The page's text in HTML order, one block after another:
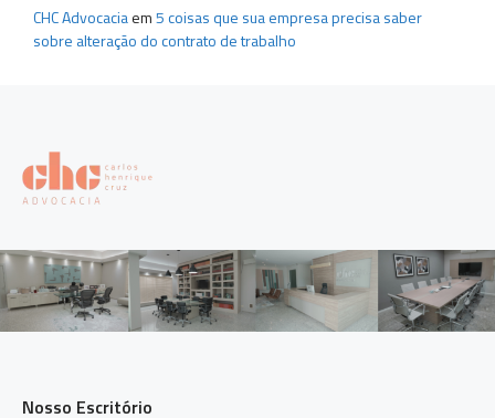
CHC Advocaciaem5 coisas que sua empresa precisa saber
sobre alteração do contrato de trabalho
Nosso Escritório